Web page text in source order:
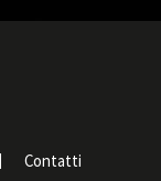
Contatti